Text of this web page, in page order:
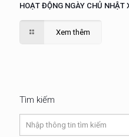
HOẠT ĐỘNG NGÀY CHỦ NHẬT
Xem thêm
Tìm kiếm